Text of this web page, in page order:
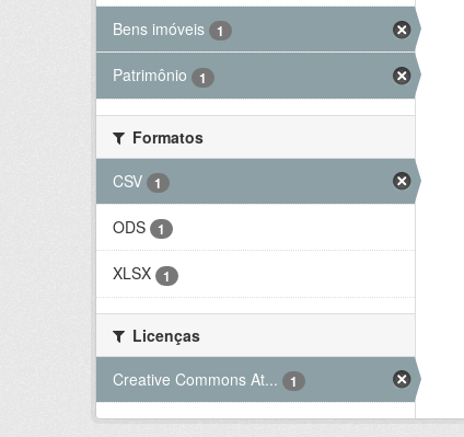
Bens imóveis 1
Patrimônio 1
Formatos
CSV
1
ODS 1
XLSX 1
Licenças
Creative Commons At...
1